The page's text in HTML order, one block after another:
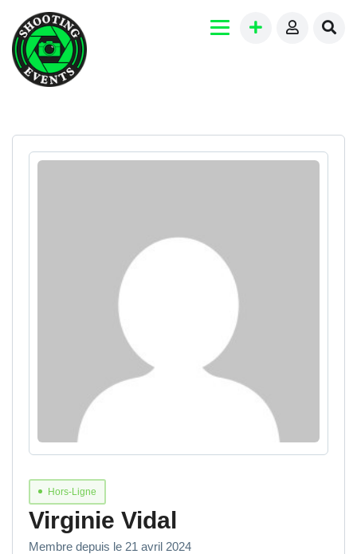
Hors-Ligne
Virginie Vidal
Membre depuis le 21 avril 2024